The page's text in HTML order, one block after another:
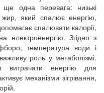
одна перевага: низькі
який спалює енергію,
спалювати калорії,
Згідно з
температура води і
роль у метаболізмі.
витрачати енергію для
механізми зігрівання,